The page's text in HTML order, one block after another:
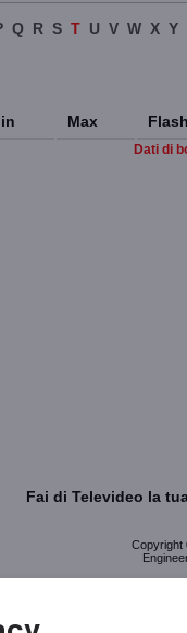
Q R S T U V W X Y
Max Flash
Dati di
Fai di Televideo la
Copyright